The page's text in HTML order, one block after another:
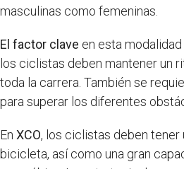
masculinas como femeninas.
El factor clave en esta
los ciclistas deben mantener un
toda la carrera. También se
para superar los diferentes
En XCO, los ciclistas deben tener
bicicleta, así como una gran